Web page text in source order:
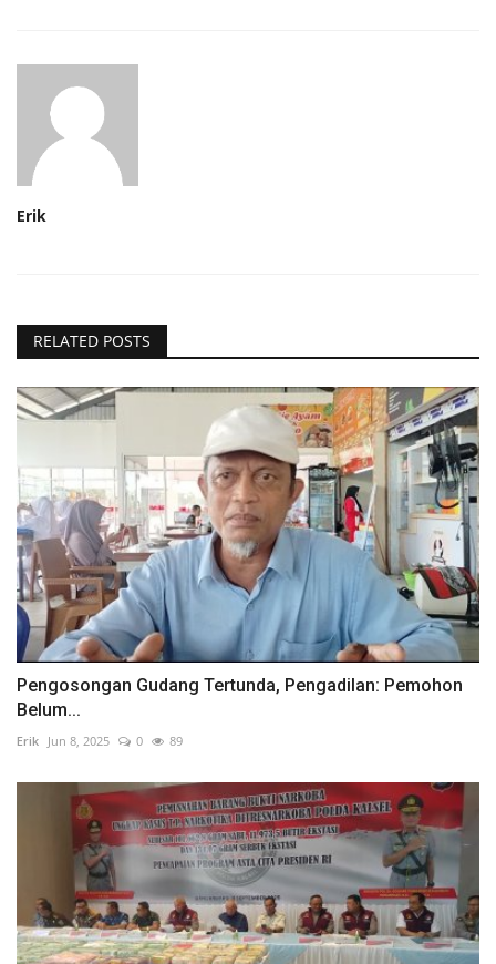
Erik
RELATED POSTS
Pengosongan Gudang Tertunda, Pengadilan: Pemohon
Belum...
Erik Jun 8, 2025 0 89